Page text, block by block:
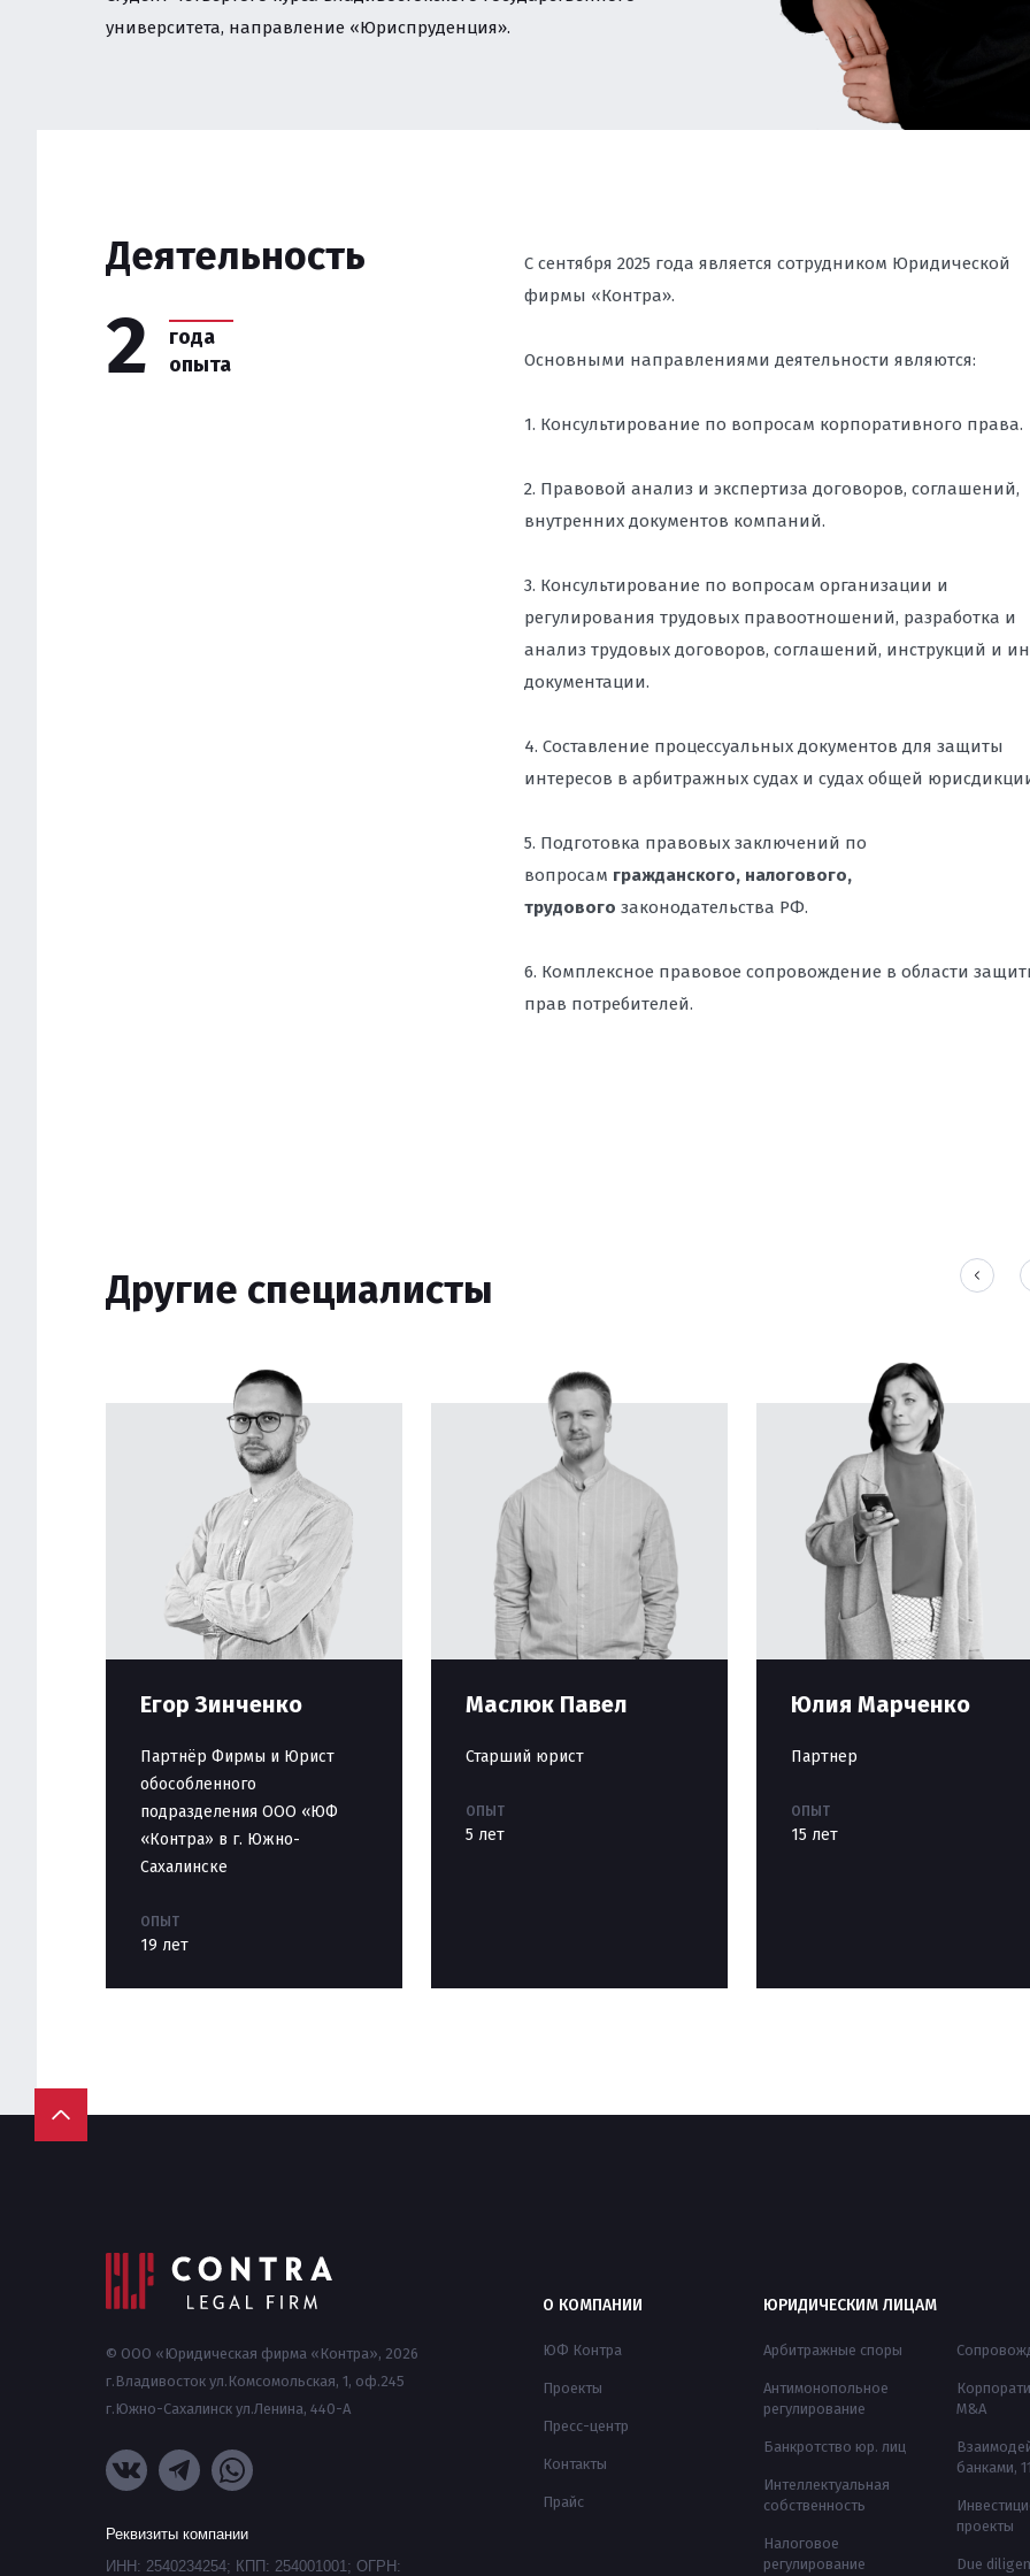
ЗЕМЕЛЬНОЕ ПРАВО, НЕДВИЖИМОСТЬ, СТРОИТЕЛЬСТВО
И ПРИВАТИЗАЦИЯ
Правовая
СОПРОВОЖДЕНИЮ БИЗНЕСА
СОПРОВОЖДЕНИЕ ИНВЕСТИЦИОННЫХ ПРОЕКТОВ
ЮРИСТ ПО ТРУДОВЫМ СПОРАМ ВО ВЛАДИВОСТОКЕ
ЭКОЛОГИЯ И ПРИРОДООХРАННАЯ ДЕЯТЕЛЬНОСТЬ.
ПРОВЕРКА РЕКЛАМНЫХ МАТЕРИАЛОВ И КОНТЕНТА НА
ЮРИДИЧЕСКАЯ ПОДДЕРЖКА ПРИ СПОРАХ С
ЗАРУБЕЖНЫМИ КОМПАНИЯМИ, ДОСУДЕБНОЕ
САЙТОВ ВО ВЛАДИВОСТОКЕ
университета, направление «Юриспруденция».
Деятельность
2
года
опыта
С сентября 2025 года является сотрудником Юридической
фирмы «Контра».
Основными направлениями деятельности являются:
1. Консультирование по вопросам корпоративного права.
2. Правовой анализ и экспертиза договоров, соглашений,
внутренних документов компаний.
3. Консультирование по вопросам организации и
регулирования трудовых правоотношений, разработка и
анализ трудовых договоров, соглашений, инструкций и
документации.
4. Составление процессуальных документов для защиты
интересов в арбитражных судах и судах общей
5. Подготовка правовых заключений по
вопросам гражданского, налогового,
трудового законодательства РФ.
6. Комплексное правовое сопровождение в области
прав потребителей.
Другие специалисты
Егор Зинченко
Партнёр Фирмы и Юрист
обособленного
подразделения ООО «ЮФ
«Контра» в г. Южно-
Сахалинске
ОПЫТ
19 лет
Маслюк Павел
Старший юрист
ОПЫТ
5 лет
Юлия Марченко
Партнер
ОПЫТ
15 лет
© ООО «Юридическая фирма «Контра», 2026
г.Владивосток ул.Комсомольская, 1, оф.245
г.Южно-Сахалинск ул.Ленина, 440-А
Реквизиты компании
ИНН: 2540234254; КПП: 254001001; ОГРН:
О КОМПАНИИ
ЮФ Контра
Проекты
Пресс-центр
Контакты
Прайс
ЮРИДИЧЕСКИМ ЛИЦАМ
Арбитражные споры
Антимонопольное
регулирование
Банкротство юр. лиц
Интеллектуальная
собственность
Налоговое
регулирование
M&A
банками,
проекты
Due